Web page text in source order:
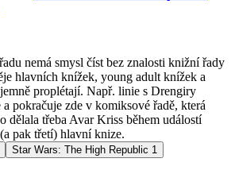
nemá smysl číst bez znalosti knižní řady
hlavních knížek, young adult knížek a
proplétají. Např. linie s Drengiry
pokračuje zde v komiksové řadě, která
dělala třeba Avar Kriss během událostí
pak třetí) hlavní knize.
Star Wars: The High Republic 1